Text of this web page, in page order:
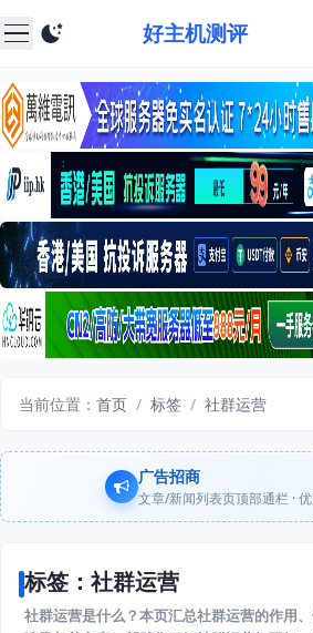
好主机测评
当前位置： 首页 / 标签 / 社群运营
广告招商
文章/新闻列表页顶部通栏 ·
标签：社群运营
社群运营是什么？本页汇总社群运营的作用